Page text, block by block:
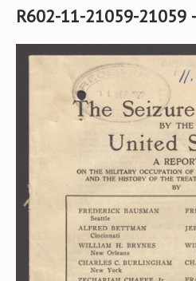
R602-11-21059-21059